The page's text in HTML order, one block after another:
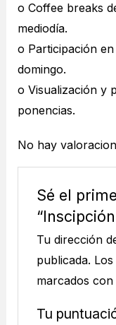
o Coffee breaks
mediodía.
o Participación
domingo.
o Visualización y
ponencias.
No hay
Sé el
Tu dirección
publicada.
marcados con
Tu